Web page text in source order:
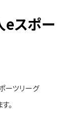
スポー
ーツリーグ
。